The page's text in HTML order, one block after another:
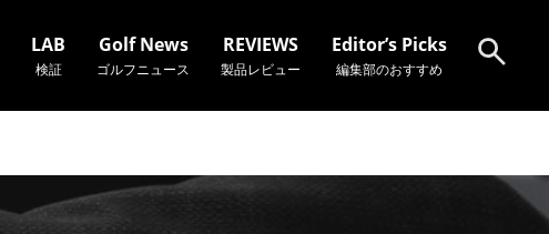
LAB
検証
Golf News
ゴルフニュース
REVIEWS
製品レビュー
Editor’s Picks
編集部のおすすめ